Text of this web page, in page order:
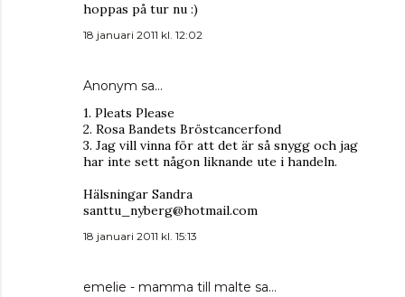
hoppas på tur nu :)
18 januari 2011 kl. 12:02
Anonym sa…
1. Pleats Please
2. Rosa Bandets Bröstcancerfond
3. Jag vill vinna för att det är så snygg och jag
har inte sett någon liknande ute i handeln.
Hälsningar Sandra
santtu_nyberg@hotmail.com
18 januari 2011 kl. 15:13
emelie - mamma till malte sa…